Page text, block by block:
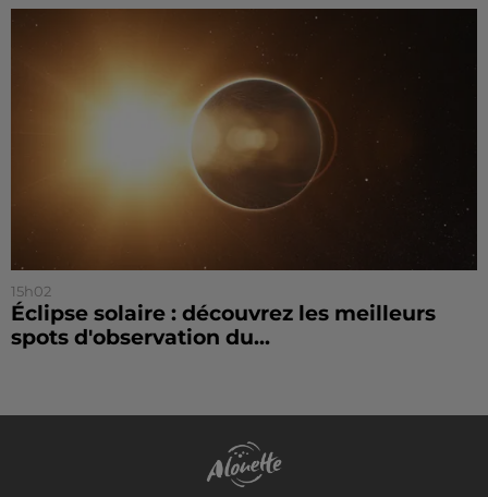
15h02
Éclipse solaire : découvrez les meilleurs
spots d'observation du...